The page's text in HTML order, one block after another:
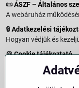
📜ÁSZF – Általános
A webáruház
🔒Adatkezelési
Hogyan védjük és
🍪Cookie tájékoztató
A weboldalon használt